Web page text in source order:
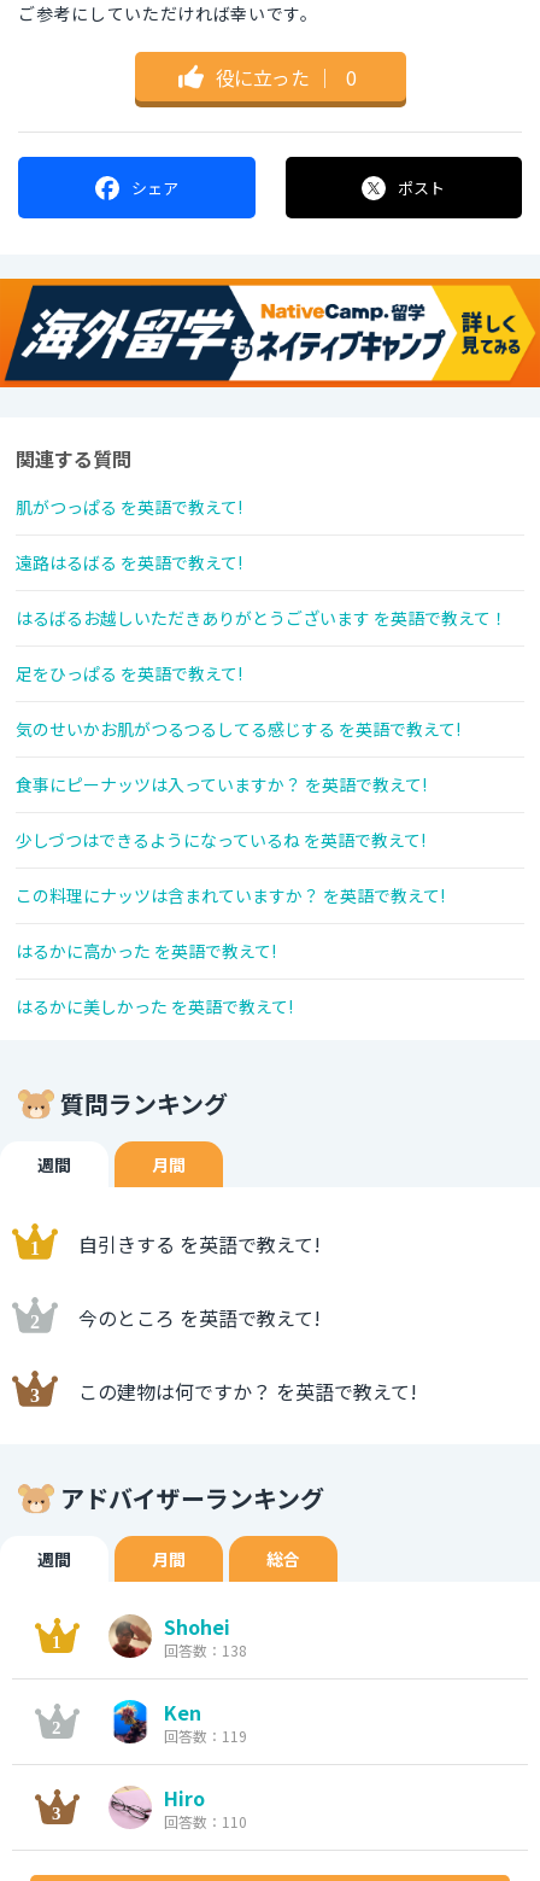
ご参考にしていただければ幸いです。
役に立った ｜ 0
シェア ポスト
関連する質問
肌がつっぱる を英語で教えて!
遠路はるばる を英語で教えて!
はるばるお越しいただきありがとうございます を英語で教えて！
足をひっぱる を英語で教えて!
気のせいかお肌がつるつるしてる感じする を英語で教えて!
食事にピーナッツは入っていますか？ を英語で教えて!
少しづつはできるようになっているね を英語で教えて!
この料理にナッツは含まれていますか？ を英語で教えて!
はるかに高かった を英語で教えて!
はるかに美しかった を英語で教えて!
質問ランキング
週間 月間
自引きする を英語で教えて!
今のところ を英語で教えて!
この建物は何ですか？ を英語で教えて!
アドバイザーランキング
週間 月間 総合
Shohei
回答数：138
Ken
回答数：119
Hiro
回答数：110